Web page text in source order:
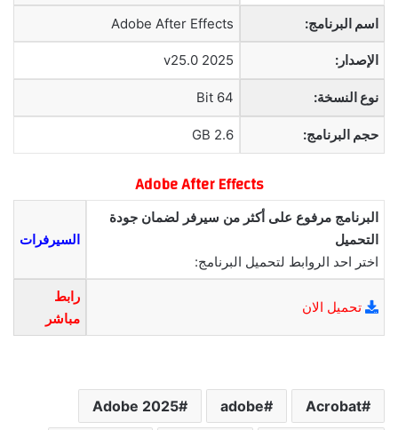
اسم البرنامج: Adobe After Effects
الإصدار: 2025 v25.0
نوع النسخة: 64 Bit
حجم البرنامج: 2.6 GB
Adobe After Effects
البرنامج مرفوع على أكثر من سيرفر لضمان جودة
التحميل
اختر احد الروابط لتحميل البرنامج:
السيرفرات
تحميل الان
رابط
مباشر
Acrobat
adobe
Adobe 2025